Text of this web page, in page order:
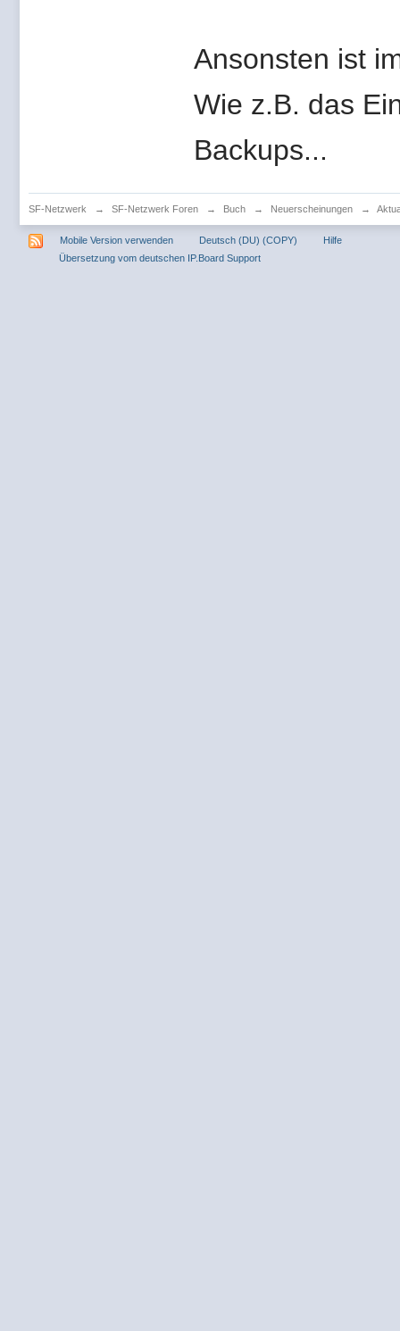
Ansonsten ist
Wie z.B. das
Backups...
SF-Netzwerk → SF-Netzwerk Foren → Buch → Neuerscheinungen →
Mobile Version verwenden Deutsch (DU) (COPY)
Hilfe
Übersetzung vom deutschen IP.Board Support